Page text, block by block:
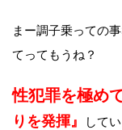
まー調子乗っての
てってもうね？
性犯罪を極め
りを発揮』
して